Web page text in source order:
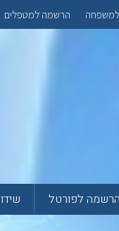
הרשמה למטפלים
הרשמה לפורטל